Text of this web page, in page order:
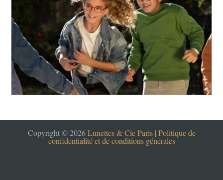
Copyright © 2026Lunettes & Cie Paris | Politique de
confidentialité et de conditions générales